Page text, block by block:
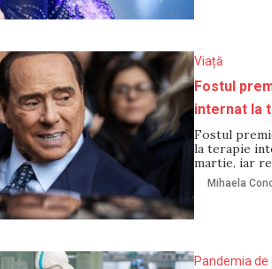
Viață
Fostul
internat la
Fostul
la terapie
martie, iar
Berlusconi
Mihaela
Pandemia